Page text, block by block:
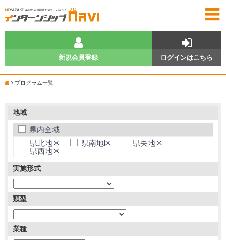
ログインはこちら
新規会員登録
プログラム一覧
地域
県内全域
県北地区
県南地区
県央地区
県西地区
実施形式
類型
業種